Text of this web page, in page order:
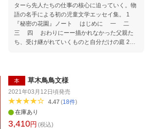
ターら先人たちの仕事の核心に迫っていく。物
語の名手による初の児童文学エッセイ集。 1
『秘密の花園』ノート はじめに 一 二
三 四 おわりにーー描かれなかった父親た
ち、受け継がれていくものと自分だけの庭 2
メンタイン、いとしのエリザベス 「赤毛のア
ン」の現在 ナチュラリストの描く森 うか
つには読めない ビアトリクス・ポターと湖水
地方、そして「青い服のウサギ」 座談会 物
語をめぐって（鶴見俊輔・別役実・梨木香歩）
物語のものがたりーーあとがきにかえて 初出一
本 草木鳥鳥文様
2021年03月12日頃発売
4.47 (18件)
在庫あり
3,410円 (税込)